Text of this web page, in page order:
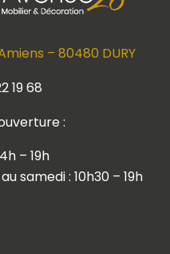
– 80480 DURY
19 68
:
– 19h
samedi : 10h30 – 19h